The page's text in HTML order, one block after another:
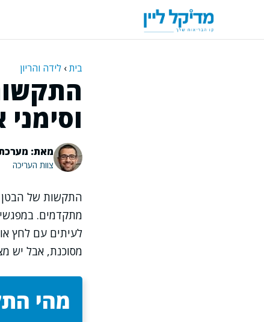
בית› לידה והריון
מאת: מערכת
צוות העריכה
התקשות של הבטן
מתקדמים.
לעיתים עם לחץ
מסוכנת, אבל יש
מהי